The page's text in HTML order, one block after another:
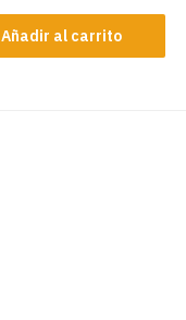
Añadir al carrito